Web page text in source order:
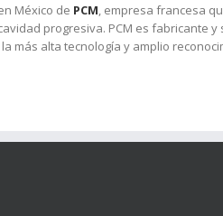
México de PCM, empresa francesa
progresiva. PCM es fabricante
más alta tecnología y amplio